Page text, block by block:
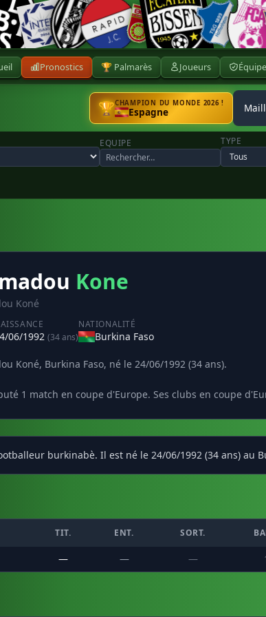
Pronostics 🏆 Palmarès Joueurs
🏆CHAMPION DU MONDE 2026 !
Espagne
EQUIPE TYPE
Kone
Koné
06/1992 (34 ans)
NATIONALITÉ
Burkina Faso
Koné, Burkina Faso, né le 24/06/1992 (34 ans).
1 match en coupe d'Europe. Ses clubs en coupe
burkinabè. Il est né le 24/06/1992 (34 ans) au
TIT. ENT. SORT.
— — —